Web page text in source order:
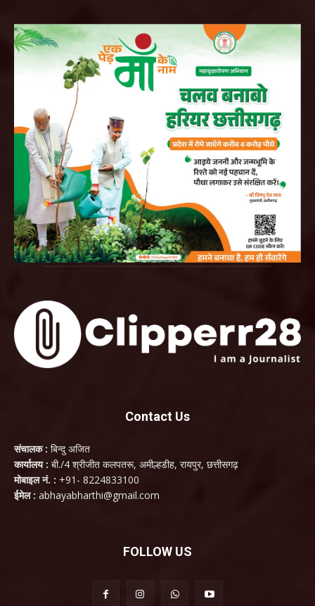
Contact Us
संचालक : बिन्दु अजित
कार्यालय : बी./4 श्रीजीत कलपतरू, अमील्हडीह, रायपुर, छत्तीसगढ़
मोबाइल नं. : +91- 8224833100
ईमेल : abhayabharthi@gmail.com
FOLLOW US